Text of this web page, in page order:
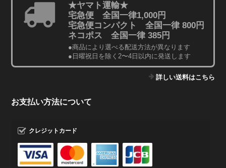
★ヤマト運輸★
宅急便 全国一律1,000円
宅急便コンパクト 全国一律 800円
ネコポス 全国一律 385円
●商品により選べる配送方法が異なります
●日曜祝日を除く2〜4日以内に発送します
詳しい送料はこちら
お支払い方法について
クレジットカード